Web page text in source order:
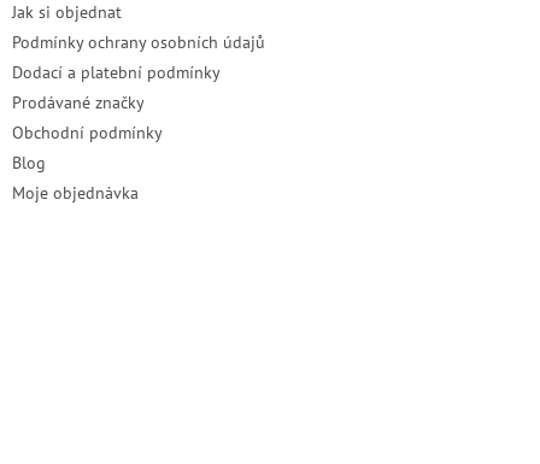
Jak si objednat
Podmínky ochrany osobních údajů
Dodací a platební podmínky
Prodávané značky
Obchodní podmínky
Blog
Moje objednávka